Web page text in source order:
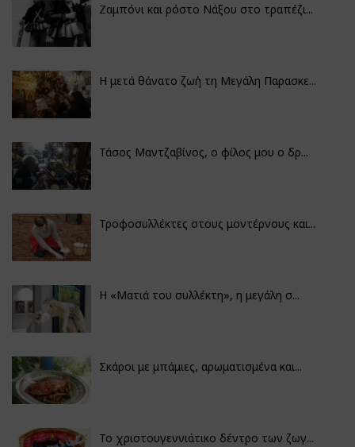
Ζαμπόνι και ρόστο Νάξου στο τραπέζι...
Η μετά θάνατο ζωή τη Μεγάλη Παρασκε...
Τάσος Μαντζαβίνος, ο φίλος μου ο δρ...
Τροφοσυλλέκτες στους μοντέρνους και...
H «Ματιά του συλλέκτη», η μεγάλη σ...
Σκάροι με μπάμιες, αρωματισμένα και...
Το χριστουγεννιάτικο δέντρο των ζωγ...